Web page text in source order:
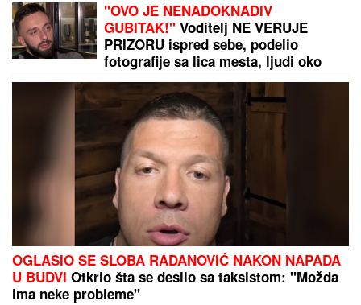
"OVO JE NENADOKNADIV
GUBITAK!" Voditelj NE VERUJE
PRIZORU ispred sebe, podelio
fotografije sa lica mesta, ljudi oko
njega u panici! (FOTO)
OGLASIO SE SLOBA RADANOVIĆ NAKON NAPADA
U BUDVI Otkrio šta se desilo sa taksistom: "Možda
ima neke probleme"